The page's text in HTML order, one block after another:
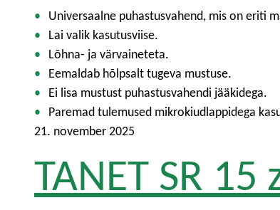
Universaalne puhastusvahend, mis on eriti
Lai valik kasutusviise.
Lõhna- ja värvaineteta.
Eemaldab hõlpsalt tugeva mustuse.
Ei lisa mustust puhastusvahendi jääkidega.
Paremad tulemused mikrokiudlappidega
21. november 2025
TANET SR 15